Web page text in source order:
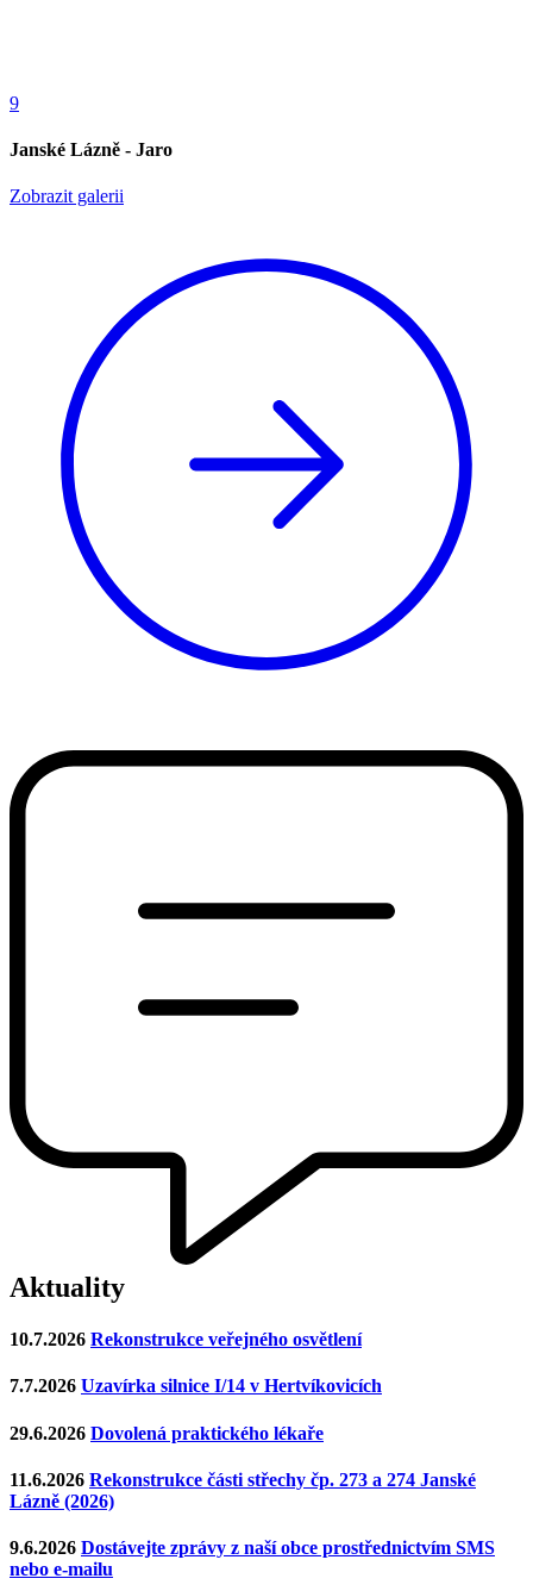
9
Janské Lázně - Jaro
Zobrazit galerii
Aktuality
10.7.2026 Rekonstrukce veřejného osvětlení
7.7.2026 Uzavírka silnice I/14 v Hertvíkovicích
29.6.2026 Dovolená praktického lékaře
11.6.2026 Rekonstrukce části střechy čp. 273 a 274 Janské
Lázně (2026)
9.6.2026 Dostávejte zprávy z naší obce prostřednictvím SMS
nebo e-mailu